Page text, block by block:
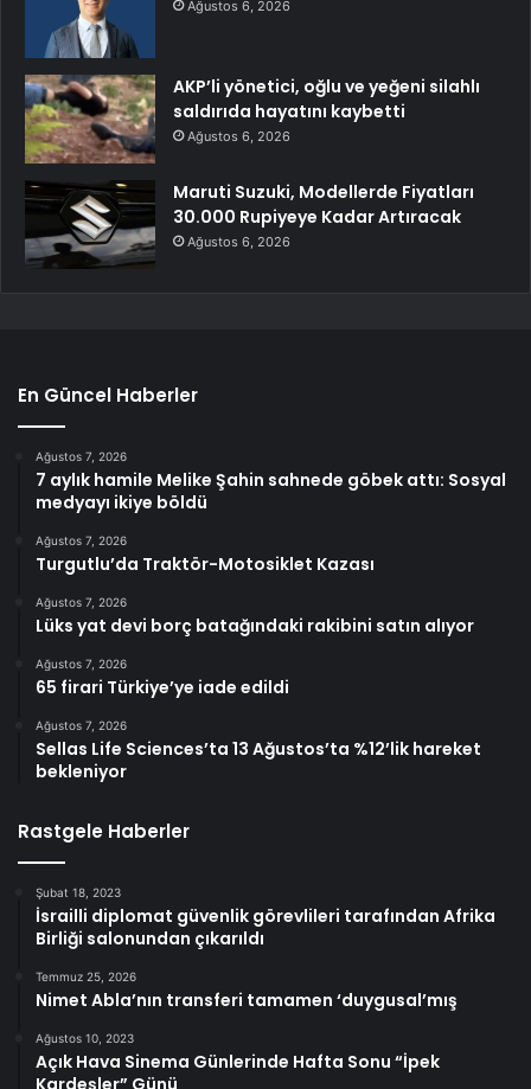
Ağustos 6, 2026
AKP’li yönetici, oğlu ve yeğeni silahlı
saldırıda hayatını kaybetti
Ağustos 6, 2026
Maruti Suzuki, Modellerde Fiyatları
30.000 Rupiyeye Kadar Artıracak
Ağustos 6, 2026
En Güncel Haberler
Ağustos 7, 2026
7 aylık hamile Melike Şahin sahnede göbek attı: Sosyal
medyayı ikiye böldü
Ağustos 7, 2026
Turgutlu’da Traktör-Motosiklet Kazası
Ağustos 7, 2026
Lüks yat devi borç batağındaki rakibini satın alıyor
Ağustos 7, 2026
65 firari Türkiye’ye iade edildi
Ağustos 7, 2026
Sellas Life Sciences’ta 13 Ağustos’ta %12’lik hareket
bekleniyor
Rastgele Haberler
Şubat 18, 2023
İsrailli diplomat güvenlik görevlileri tarafından Afrika
Birliği salonundan çıkarıldı
Temmuz 25, 2026
Nimet Abla’nın transferi tamamen ‘duygusal’mış
Ağustos 10, 2023
Açık Hava Sinema Günlerinde Hafta Sonu “İpek